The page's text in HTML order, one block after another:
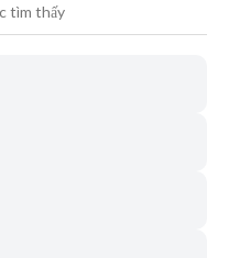
tìm thấy